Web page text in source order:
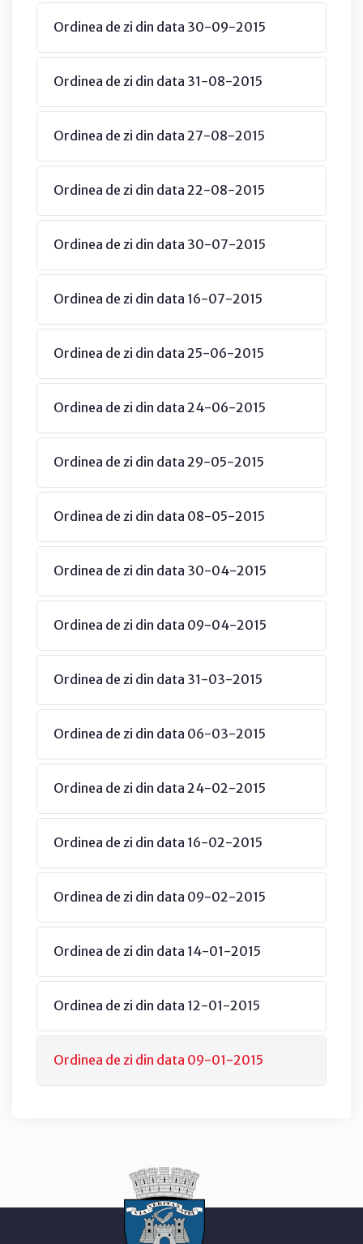
Ordinea de zi din data 30-09-2015
Ordinea de zi din data 31-08-2015
Ordinea de zi din data 27-08-2015
Ordinea de zi din data 22-08-2015
Ordinea de zi din data 30-07-2015
Ordinea de zi din data 16-07-2015
Ordinea de zi din data 25-06-2015
Ordinea de zi din data 24-06-2015
Ordinea de zi din data 29-05-2015
Ordinea de zi din data 08-05-2015
Ordinea de zi din data 30-04-2015
Ordinea de zi din data 09-04-2015
Ordinea de zi din data 31-03-2015
Ordinea de zi din data 06-03-2015
Ordinea de zi din data 24-02-2015
Ordinea de zi din data 16-02-2015
Ordinea de zi din data 09-02-2015
Ordinea de zi din data 14-01-2015
Ordinea de zi din data 12-01-2015
Ordinea de zi din data 09-01-2015